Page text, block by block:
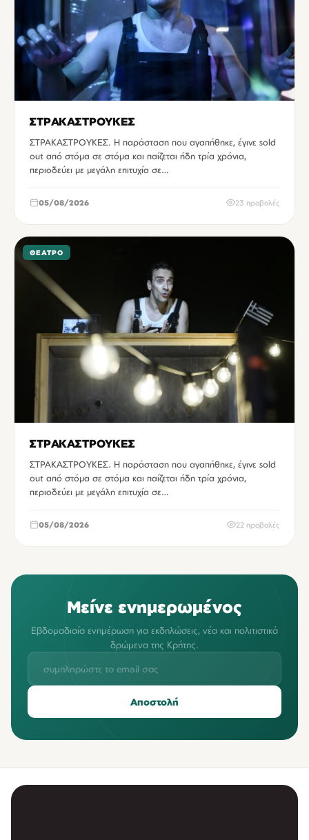
ΣΤΡΑΚΑΣΤΡΟΥΚΕΣ
ΣΤΡΑΚΑΣΤΡΟΥΚΕΣ. Η παράσταση που αγαπήθηκε, έγινε sold
out από στόμα σε στόμα και παίζεται ήδη τρία χρόνια,
περιοδεύει με μεγάλη επιτυχία σε…
05/08/2026 23 προβολές
ΘΈΑΤΡΟ
ΣΤΡΑΚΑΣΤΡΟΥΚΕΣ
ΣΤΡΑΚΑΣΤΡΟΥΚΕΣ. Η παράσταση που αγαπήθηκε, έγινε sold
out από στόμα σε στόμα και παίζεται ήδη τρία χρόνια,
περιοδεύει με μεγάλη επιτυχία σε…
05/08/2026 22 προβολές
Μείνε ενημερωμένος
Εβδομαδιαία ενημέρωση για εκδηλώσεις, νέα και πολιτιστικά
δρώμενα της Κρήτης.
Αποστολή